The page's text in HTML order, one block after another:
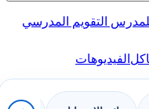
التقويم المدرسي
الفيديوهات